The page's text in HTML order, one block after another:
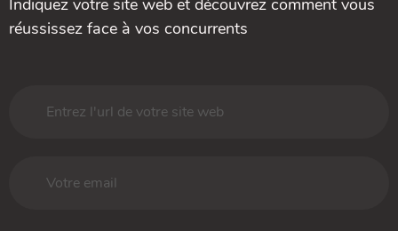
réussissez face à vos concurrents